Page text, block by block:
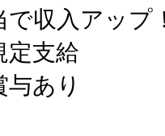
で収入アップ
支給
あり